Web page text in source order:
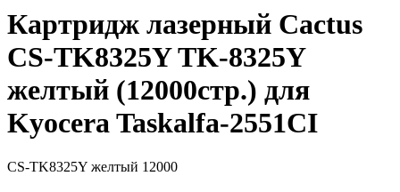
Картридж лазерный Cactus
CS-TK8325Y TK-8325Y
желтый (12000стр.) для
Kyocera Taskalfa-2551CI
CS-TK8325Y желтый 12000